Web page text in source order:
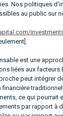
Nos politiques
au public sur
est une
liées aux facteurs
peut intégrer
financière
ce qui pourrait
par rapport à